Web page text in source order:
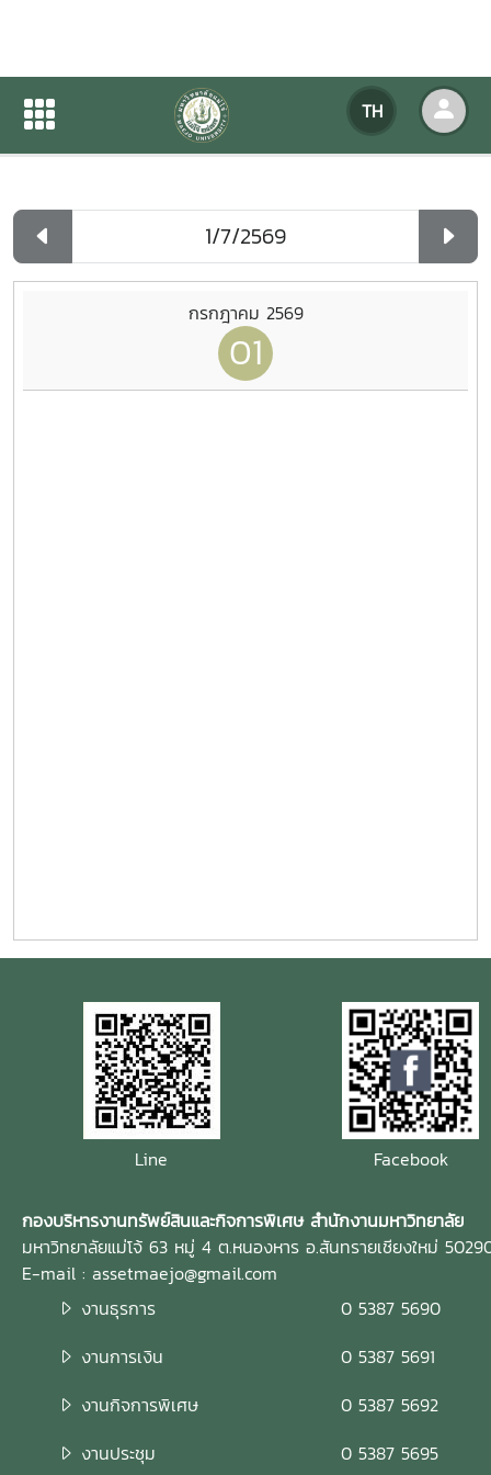
TH
ปฏิทินกิจกรรมของหน่วยงาน
ปฏิทินกิจกรรมของหน่วยงาน
กรกฎาคม 2569
01
Line Facebook
กองบริหารงานทรัพย์สินและกิจการพิเศษ สำนักงานมหาวิทยาลัย
มหาวิทยาลัยแม่โจ้ 63 หมู่ 4 ต.หนองหาร อ.สันทรายเชียงใหม่
E-mail : assetmaejo@gmail.com
งานธุรการ
0 5387 5690
งานการเงิน
0 5387 5691
งานกิจการพิเศษ
0 5387 5692
งานประชุม
0 5387 5695